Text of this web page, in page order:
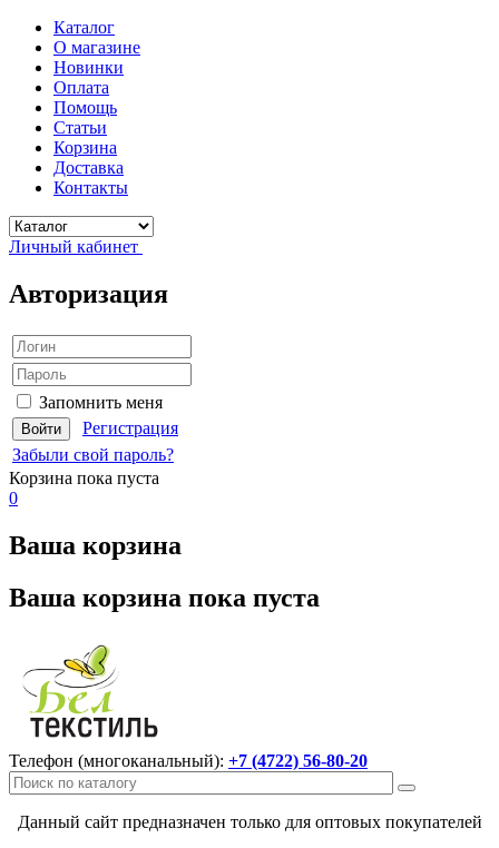
Каталог
О магазине
Новинки
Оплата
Помощь
Статьи
Корзина
Доставка
Контакты
Личный кабинет
Авторизация
Запомнить меня
Регистрация
Забыли свой пароль?
Корзина пока пуста
0
Ваша корзина
Ваша корзина пока пуста
Телефон (многоканальный): +7 (4722) 56-80-20
Данный сайт предназначен только для оптовых покупателей